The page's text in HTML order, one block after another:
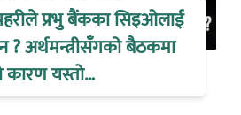
प्रभु बैंकका सिइओलाई
? अर्थमन्त्रीसँगको बैठकमा
कारण यस्तो…